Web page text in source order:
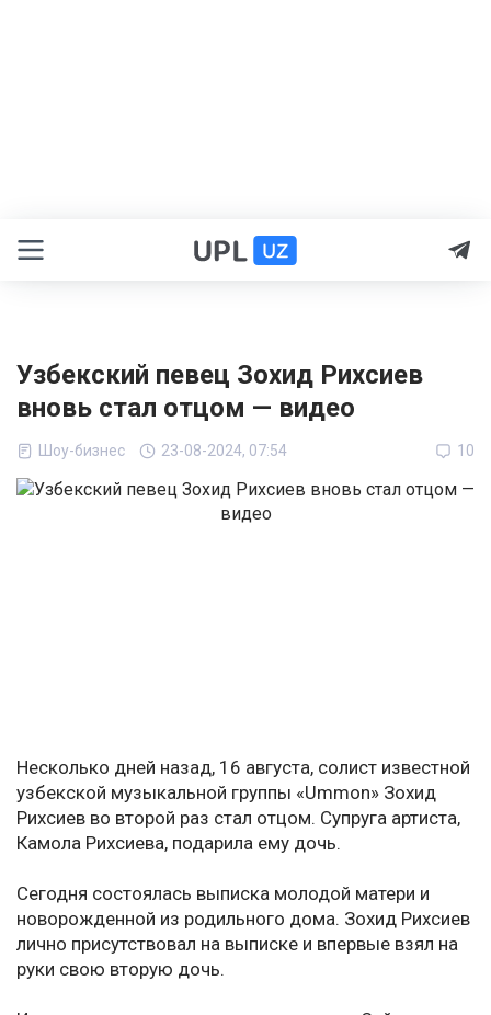
Узбекский певец Зохид Рихсиев
вновь стал отцом — видео
Шоу-бизнес 23-08-2024, 07:54 10
Несколько дней назад, 16 августа, солист известной
узбекской музыкальной группы «Ummon» Зохид
Рихсиев во второй раз стал отцом. Супруга артиста,
Камола Рихсиева, подарила ему дочь.
Сегодня состоялась выписка молодой матери и
новорожденной из родильного дома. Зохид Рихсиев
лично присутствовал на выписке и впервые взял на
руки свою вторую дочь.